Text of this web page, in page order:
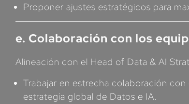
Proponer ajustes estratégicos para
e. Colaboración con los
Alineación con el Head of Data & AI
Trabajar en estrecha colaboración
estrategia global de Datos e IA.